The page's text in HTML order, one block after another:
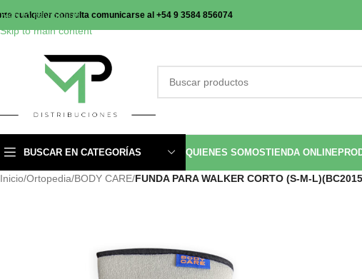
Skip to navigation
Skip to main content
cualquier consulta comunicarse al +54 9 3584 856074
BUSCAR EN CATEGORÍAS QUIENES SOMOSTIENDA ONLINE
Inicio/Ortopedia/BODY CARE/FUNDA PARA WALKER CORTO (S-M-